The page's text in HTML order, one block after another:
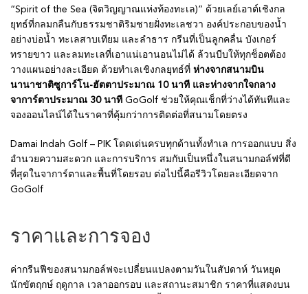
“Spirit of the Sea (จิตวิญญาณแห่งท้องทะเล)” ด้วยเลย์เอาต์เชิงกล
ยุทธ์ที่กลมกลืนกับธรรมชาติริมชายฝั่งทะเลชวา องค์ประกอบของน้ำ
อย่างบ่อน้ำ ทะเลสาบเทียม และลำธาร กรีนที่เป็นลูกคลื่น บังเกอร์
ทรายขาว และลมทะเลที่เอาแน่เอานอนไม่ได้ ล้วนบีบให้ทุกช็อตต้อง
วางแผนอย่างละเอียด ด้วยทำเลเชิงกลยุทธ์ที่ ห่างจากสนามบิน
นานาชาติซูการ์โน-ฮัตตาประมาณ 10 นาที และห่างจากใจกลาง
จาการ์ตาประมาณ 30 นาที GoGolf ช่วยให้คุณเช็กที่ว่างได้ทันทีและ
จองออนไลน์ได้ในราคาที่คุ้มกว่าการติดต่อที่สนามโดยตรง
Damai Indah Golf – PIK โดดเด่นครบทุกด้านทั้งทำเล การออกแบบ สิ่ง
อำนวยความสะดวก และการบริการ สมกับเป็นหนึ่งในสนามกอล์ฟที่ดี
ที่สุดในจาการ์ตาและพื้นที่โดยรอบ ต่อไปนี้คือรีวิวโดยละเอียดจาก
GoGolf
ราคาและการจอง
ค่ากรีนฟีของสนามกอล์ฟจะเปลี่ยนแปลงตามวันในสัปดาห์ วันหยุด
นักขัตฤกษ์ ฤดูกาล เวลาออกรอบ และสถานะสมาชิก ราคาที่แสดงบน